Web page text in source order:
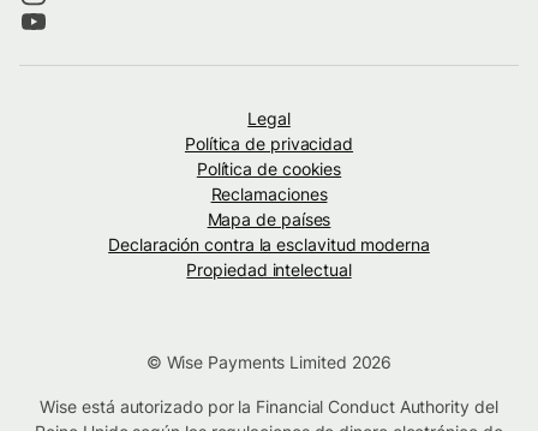
Legal
Política de privacidad
Política de cookies
Reclamaciones
Mapa de países
Declaración contra la esclavitud moderna
Propiedad intelectual
© Wise Payments Limited 2026
Wise está autorizado por la Financial Conduct Authority del